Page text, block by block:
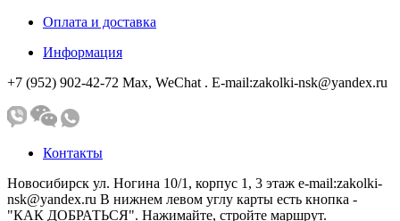
Оплата и доставка
Информация
+7 (952) 902-42-72 Мах, WeChat . E-mail:zakolki-nsk@yandex.ru
Контакты
Новосибирск ул. Ногина 10/1, корпус 1, 3 этаж e-mail:zakolki-
nsk@yandex.ru В нижнем левом углу карты есть кнопка -
"КАК ДОБРАТЬСЯ". Нажимайте, стройте маршрут.